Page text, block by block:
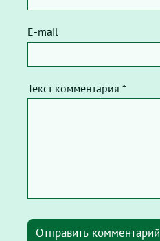
E-mail
Текст комментария *
Отправить комментарий